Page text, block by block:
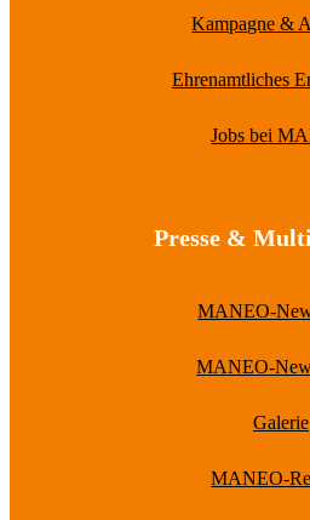
Kampagne &
Ehrenamtliches
Jobs bei
Presse &
MANEO-
MANEO-
Galerie
MANEO-